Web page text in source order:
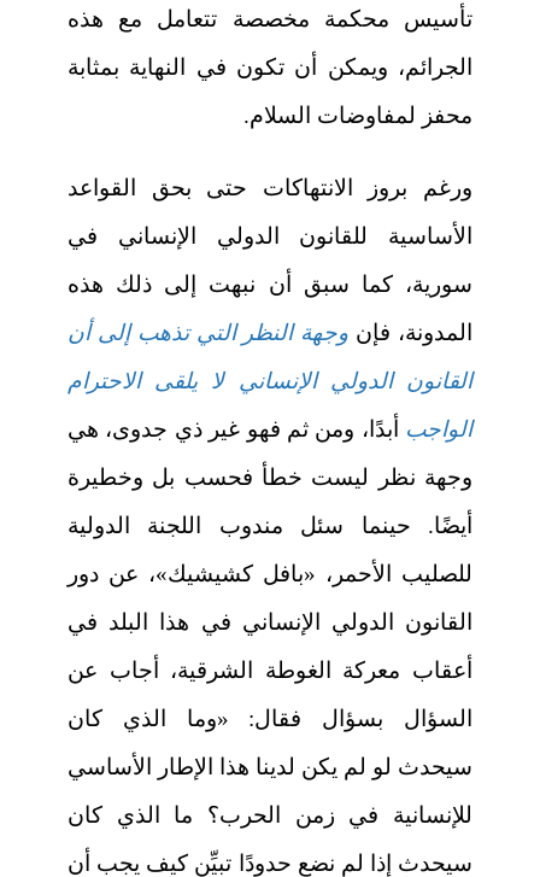
تأسيس محكمة مخصصة تتعامل مع هذه
الجرائم، ويمكن أن تكون في النهاية بمثابة
محفز لمفاوضات السلام.
ورغم بروز الانتهاكات حتى بحق القواعد
الأساسية للقانون الدولي الإنساني في
سورية، كما سبق أن نبهت إلى ذلك هذه
المدونة، فإن وجهة النظر التي تذهب إلى أن
القانون الدولي الإنساني لا يلقى الاحترام
الواجب أبدًا، ومن ثم فهو غير ذي جدوى، هي
وجهة نظر ليست خطأ فحسب بل وخطيرة
أيضًا. حينما سئل مندوب اللجنة الدولية
للصليب الأحمر، «بافل كشيشيك»، عن دور
القانون الدولي الإنساني في هذا البلد في
أعقاب معركة الغوطة الشرقية، أجاب عن
السؤال بسؤال فقال: «وما الذي كان
سيحدث لو لم يكن لدينا هذا الإطار الأساسي
للإنسانية في زمن الحرب؟ ما الذي كان
سيحدث إذا لم نضع حدودًا تبيِّن كيف يجب أن